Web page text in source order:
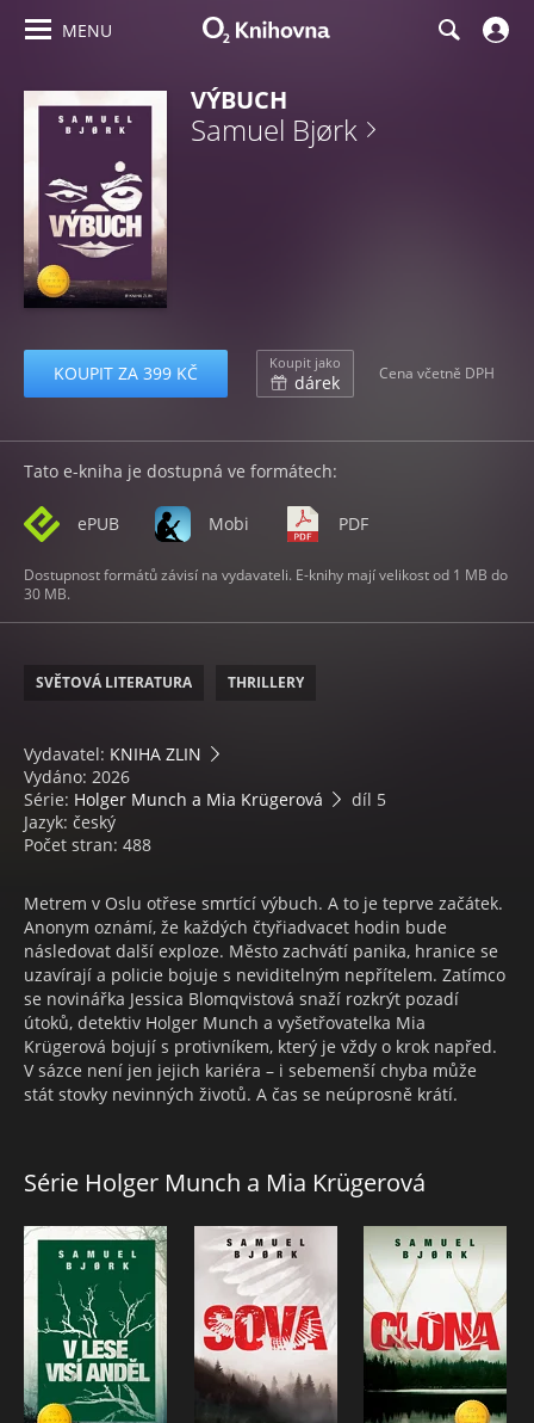
MENU
VÝBUCH
Samuel Bjørk
KOUPIT ZA 399 KČ Koupit jako
dárek Cena včetně DPH
Tato e-kniha je dostupná ve formátech:
ePUB Mobi PDF
Dostupnost formátů závisí na vydavateli. E-knihy mají velikost od 1 MB do
30 MB.
SVĚTOVÁ LITERATURA THRILLERY
Vydavatel: KNIHA ZLIN
Vydáno: 2026
Série: Holger Munch a Mia Krügerová
díl 5
Jazyk: český
Počet stran: 488
Metrem v Oslu otřese smrtící výbuch. A to je teprve začátek.
Anonym oznámí, že každých čtyřiadvacet hodin bude
následovat další exploze. Město zachvátí panika, hranice se
uzavírají a policie bojuje s neviditelným nepřítelem. Zatímco
se novinářka Jessica Blomqvistová snaží rozkrýt pozadí
útoků, detektiv Holger Munch a vyšetřovatelka Mia
Krügerová bojují s protivníkem, který je vždy o krok napřed.
V sázce není jen jejich kariéra – i sebemenší chyba může
stát stovky nevinných životů. A čas se neúprosně krátí.
Série Holger Munch a Mia Krügerová